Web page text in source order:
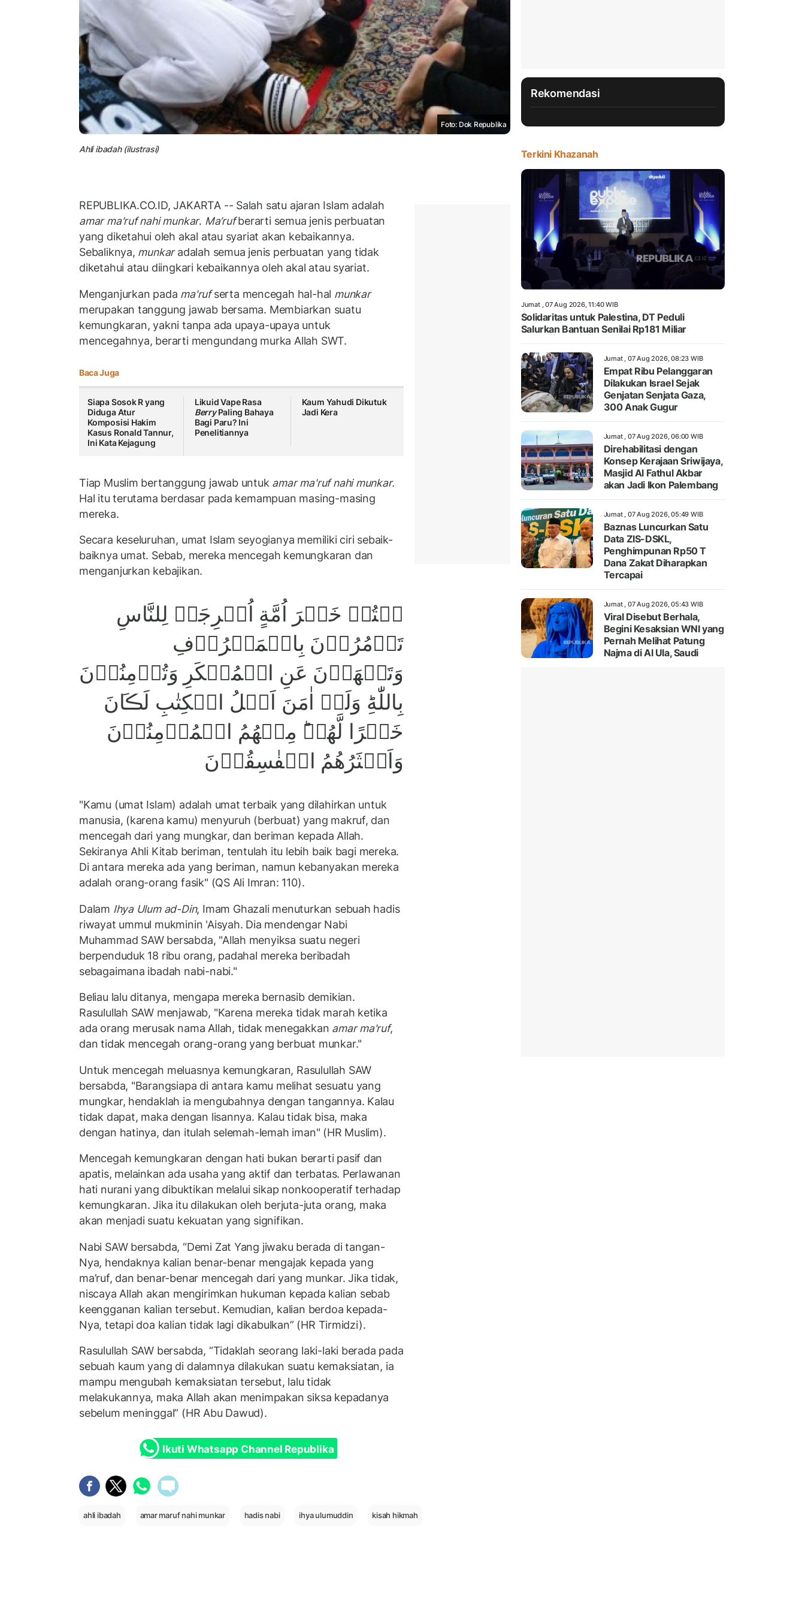
Foto: Dok Republika
Ahli ibadah (ilustrasi)
REPUBLIKA.CO.ID, JAKARTA -- Salah satu ajaran Islam adalah
amar ma'ruf nahi munkar. Ma’rufberarti semua jenis perbuatan
yang diketahui oleh akal atau syariat akan kebaikannya.
Sebaliknya, munkaradalah semua jenis perbuatan yang tidak
diketahui atau diingkari kebaikannya oleh akal atau syariat.
Menganjurkan pada ma'rufserta mencegah hal-hal munkar
merupakan tanggung jawab bersama. Membiarkan suatu
kemungkaran, yakni tanpa ada upaya-upaya untuk
mencegahnya, berarti mengundang murka Allah SWT.
Baca Juga
Siapa Sosok R yang
Diduga Atur
Komposisi Hakim
Kasus Ronald Tannur,
Ini Kata Kejagung
Likuid Vape Rasa
BerryPaling Bahaya
Bagi Paru? Ini
Penelitiannya
Kaum Yahudi Dikutuk
Jadi Kera
Tiap Muslim bertanggung jawab untuk amar ma'ruf nahi munkar.
Hal itu terutama berdasar pada kemampuan masing-masing
mereka.
Secara keseluruhan, umat Islam seyogianya memiliki ciri sebaik-
baiknya umat. Sebab, mereka mencegah kemungkaran dan
menganjurkan kebajikan.
نۡتُمۡ خَيۡرَ اُمَّةٍ اُخۡرِجَتۡ لِلنَّاسِ
تَاۡمُرُوۡنَ بِالۡمَعۡرُوۡفِ
وَتَنۡهَوۡنَ عَنِ الۡمُنۡكَرِ وَتُؤۡمِنُوۡنَ
بِاللّٰهِ‌ؕ وَلَوۡ اٰمَنَ اَهۡلُ الۡكِتٰبِ لَڪَانَ
خَيۡرًا لَّهُمۡ‌ؕ مِنۡهُمُ الۡمُؤۡمِنُوۡنَ
وَاَكۡثَرُهُمُ الۡفٰسِقُوۡنَ‏
"Kamu (umat Islam) adalah umat terbaik yang dilahirkan untuk
manusia, (karena kamu) menyuruh (berbuat) yang makruf, dan
mencegah dari yang mungkar, dan beriman kepada Allah.
Sekiranya Ahli Kitab beriman, tentulah itu lebih baik bagi mereka.
Di antara mereka ada yang beriman, namun kebanyakan mereka
adalah orang-orang fasik" (QS Ali Imran: 110).
Dalam Ihya Ulum ad-Din, Imam Ghazali menuturkan sebuah hadis
riwayat ummul mukminin 'Aisyah. Dia mendengar Nabi
Muhammad SAW bersabda, "Allah menyiksa suatu negeri
berpenduduk 18 ribu orang, padahal mereka beribadah
sebagaimana ibadah nabi-nabi."
Beliau lalu ditanya, mengapa mereka bernasib demikian.
Rasulullah SAW menjawab, "Karena mereka tidak marah ketika
ada orang merusak nama Allah, tidak menegakkan amar ma'ruf,
dan tidak mencegah orang-orang yang berbuat munkar."
Untuk mencegah meluasnya kemungkaran, Rasulullah SAW
bersabda, "Barangsiapa di antara kamu melihat sesuatu yang
mungkar, hendaklah ia mengubahnya dengan tangannya. Kalau
tidak dapat, maka dengan lisannya. Kalau tidak bisa, maka
dengan hatinya, dan itulah selemah-lemah iman" (HR Muslim).
Mencegah kemungkaran dengan hati bukan berarti pasif dan
apatis, melainkan ada usaha yang aktif dan terbatas. Perlawanan
hati nurani yang dibuktikan melalui sikap nonkooperatif terhadap
kemungkaran. Jika itu dilakukan oleh berjuta-juta orang, maka
akan menjadi suatu kekuatan yang signifikan.
Nabi SAW bersabda, “Demi Zat Yang jiwaku berada di tangan-
Nya, hendaknya kalian benar-benar mengajak kepada yang
ma’ruf, dan benar-benar mencegah dari yang munkar. Jika tidak,
niscaya Allah akan mengirimkan hukuman kepada kalian sebab
keengganan kalian tersebut. Kemudian, kalian berdoa kepada-
Nya, tetapi doa kalian tidak lagi dikabulkan” (HR Tirmidzi).
Rasulullah SAW bersabda, “Tidaklah seorang laki-laki berada pada
sebuah kaum yang di dalamnya dilakukan suatu kemaksiatan, ia
mampu mengubah kemaksiatan tersebut, lalu tidak
melakukannya, maka Allah akan menimpakan siksa kepadanya
sebelum meninggal” (HR Abu Dawud).
Ikuti Whatsapp Channel Republika
ahli ibadah amar maruf nahi munkar hadis nabi ihya ulumuddin kisah hikmah
Rekomendasi
Terkini Khazanah
Jumat , 07 Aug 2026, 11:40 WIB
Solidaritas untuk Palestina, DT Peduli
Salurkan Bantuan Senilai Rp181 Miliar
Jumat , 07 Aug 2026, 08:23 WIB
Empat Ribu Pelanggaran
Dilakukan Israel Sejak
Genjatan Senjata Gaza,
300 Anak Gugur
Jumat , 07 Aug 2026, 06:00 WIB
Direhabilitasi dengan
Konsep Kerajaan Sriwijaya,
Masjid Al Fathul Akbar
akan Jadi Ikon Palembang
Jumat , 07 Aug 2026, 05:49 WIB
Baznas Luncurkan Satu
Data ZIS-DSKL,
Penghimpunan Rp50 T
Dana Zakat Diharapkan
Tercapai
Jumat , 07 Aug 2026, 05:43 WIB
Viral Disebut Berhala,
Begini Kesaksian WNI yang
Pernah Melihat Patung
Najma di Al Ula, Saudi